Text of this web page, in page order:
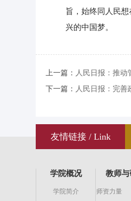
旨，始终同人民
兴的中国梦。
上一篇： 人民日报：推动
下一篇： 人民日报：完善
友情链接 / Link
学院概况
学院简介
教师与
师资力量